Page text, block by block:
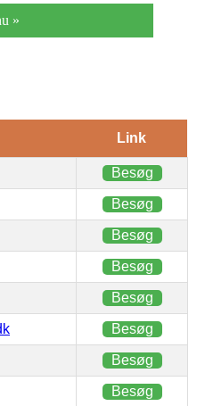
»
Link
Besøg
Besøg
Besøg
Besøg
Besøg
Besøg
Besøg
Besøg